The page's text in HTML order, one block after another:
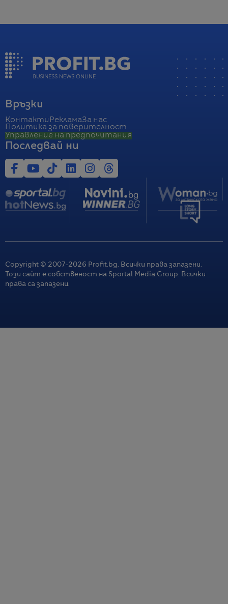
Връзки
Контакти РекламаЗа нас
Политика за поверителност
Управление на предпочитания
Последвай ни
Copyright © 2007-2026 Profit.bg. Всички права запазени.
Този сайт е собственост на Sportal Media Group. Всички
права са запазени.